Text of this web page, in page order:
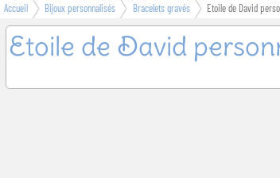
Accueil Bijoux personnalisés Bracelets gravés Etoile de David
Etoile de David